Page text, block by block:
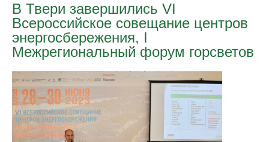
В Твери завершились VI
Всероссийское cовещание центров
энергосбережения, I
Межрегиональный форум горсветов